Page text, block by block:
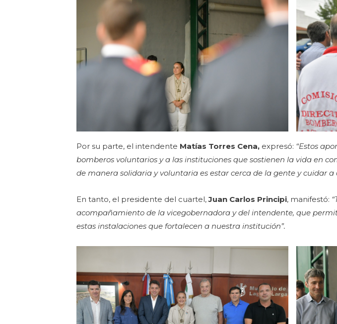
Por su parte, el intendente Matías Torres Cena, expresó: “Estos
bomberos voluntarios y a las instituciones que sostienen la vida en
de manera solidaria y voluntaria es estar cerca de la gente y cuidar
En tanto, el presidente del cuartel,Juan Carlos Principi, manifestó:
acompañamiento de la vicegobernadora y del intendente, que
estas instalaciones que fortalecen a nuestra institución”.